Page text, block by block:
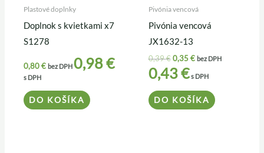
Plastové doplnky
Doplnok s kvietkami x7
S1278
0,80€ bez DPH 0,98€
s DPH
DO KOŠÍKA
Pivónia vencová
Pivónia vencová
JX1632-13
0,39€ 0,35€ bez DPH
0,43€s DPH
DO KOŠÍKA